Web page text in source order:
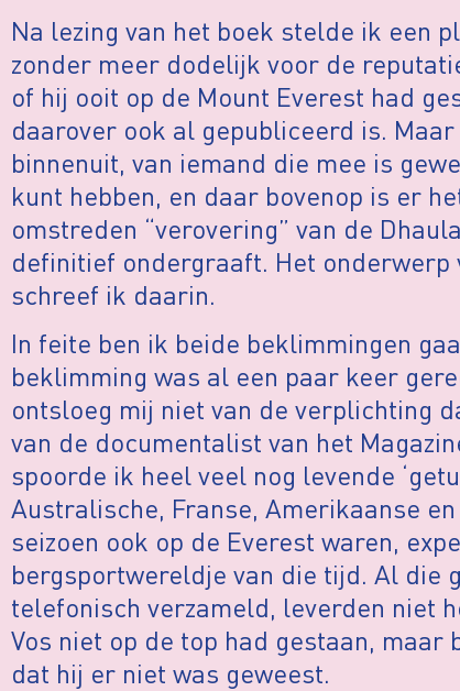
Na lezing van het boek stelde ik een
zonder meer dodelijk voor de
of hij ooit op de Mount Everest had
daarover ook al gepubliceerd is.
binnenuit, van iemand die mee is
kunt hebben, en daar bovenop is er
omstreden “verovering” van de
definitief ondergraaft. Het onderwerp
schreef ik daarin.
In feite ben ik beide beklimmingen
beklimming was al een paar keer
ontsloeg mij niet van de verplichting
van de documentalist van het
spoorde ik heel veel nog levende
Australische, Franse, Amerikaanse
seizoen ook op de Everest waren,
bergsportwereldje van die tijd. Al die
telefonisch verzameld, leverden niet
Vos niet op de top had gestaan,
dat hij er niet was geweest.